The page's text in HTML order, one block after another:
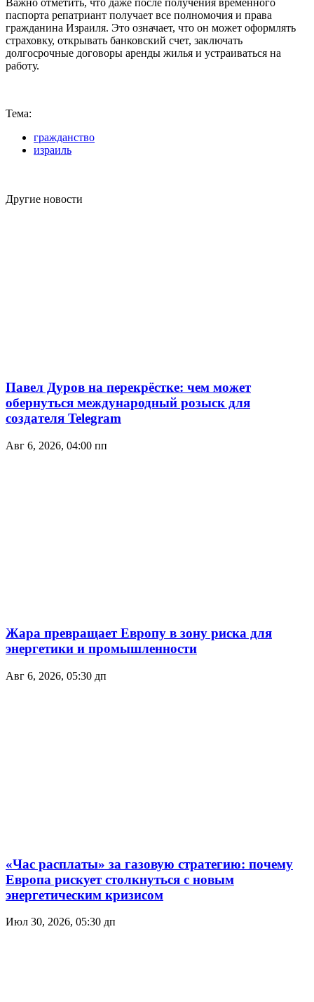
Важно отметить, что даже после получения временного
паспорта репатриант получает все полномочия и права
гражданина Израиля. Это означает, что он может оформлять
страховку, открывать банковский счет, заключать
долгосрочные договоры аренды жилья и устраиваться на
работу.
Тема:
гражданство
израиль
Другие новости
Павел Дуров на перекрёстке: чем может
обернуться международный розыск для
создателя Telegram
Авг 6, 2026, 04:00 пп
Жара превращает Европу в зону риска для
энергетики и промышленности
Авг 6, 2026, 05:30 дп
«Час расплаты» за газовую стратегию: почему
Европа рискует столкнуться с новым
энергетическим кризисом
Июл 30, 2026, 05:30 дп